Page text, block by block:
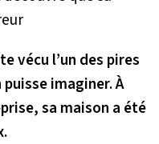
vécu l’un des pires
imaginer. À
sa maison a été